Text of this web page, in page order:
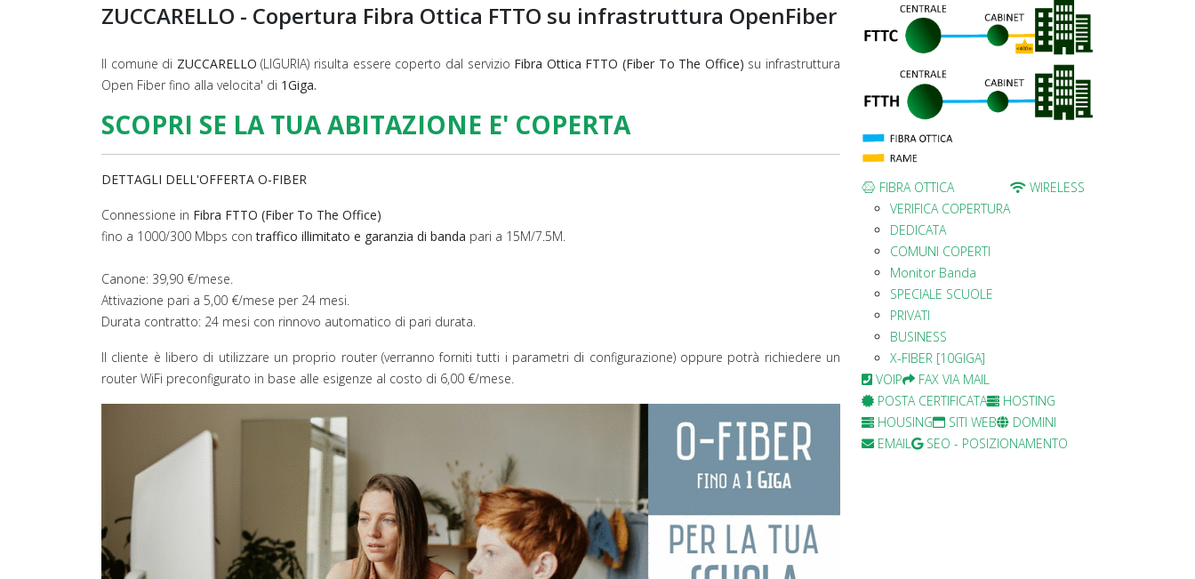
ZUCCARELLO - Copertura Fibra Ottica FTTO su infrastruttura OpenFiber
Il comune di ZUCCARELLO (LIGURIA) risulta essere coperto dal servizio Fibra Ottica FTTO (Fiber To The Office) su infrastruttura
Open Fiber fino alla velocita' di 1Giga.
SCOPRI SE LA TUA ABITAZIONE E' COPERTA
DETTAGLI DELL'OFFERTA O-FIBER
Connessione in Fibra FTTO (Fiber To The Office)
fino a 1000/300 Mbps con traffico illimitato e garanzia di banda pari a 15M/7.5M.
Canone: 39,90 €/mese.
Attivazione pari a 5,00 €/mese per 24 mesi.
Durata contratto: 24 mesi con rinnovo automatico di pari durata.
Il cliente è libero di utilizzare un proprio router (verranno forniti tutti i parametri di configurazione) oppure potrà richiedere un
router WiFi preconfigurato in base alle esigenze al costo di 6,00 €/mese.
FIBRA OTTICA
VERIFICA COPERTURA
DEDICATA
COMUNI COPERTI
Monitor Banda
SPECIALE SCUOLE
PRIVATI
BUSINESS
X-FIBER [10GIGA]
WIRELESS
VOIP
FAX VIA MAIL
POSTA CERTIFICATA
HOSTING
HOUSING
SITI WEB
DOMINI
EMAIL
SEO - POSIZIONAMENTO